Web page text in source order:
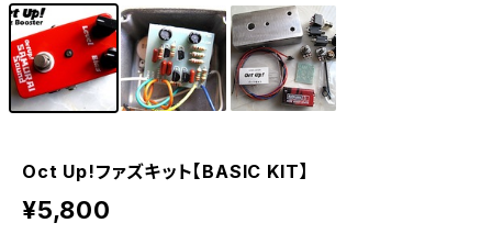
Oct Up!ファズキット【BASIC KIT】
¥5,800